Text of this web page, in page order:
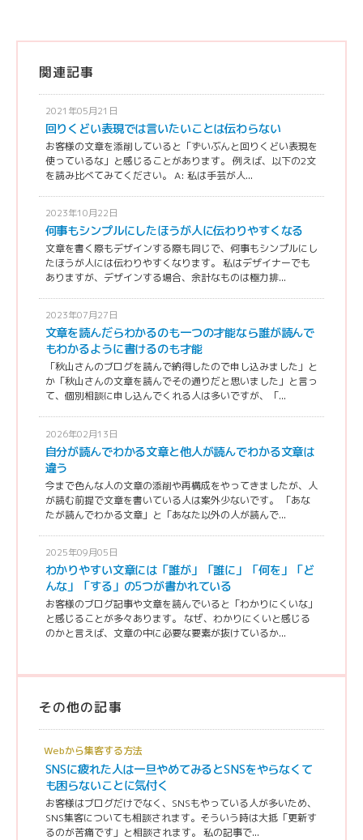
関連記事
2021年05月21日
回りくどい表現では言いたいことは伝わらない
お客様の文章を添削していると「ずいぶんと回りくどい表現を
使っているな」と感じることがあります。 例えば、以下の2文
を読み比べてみてください。 A: 私は手芸が人...
2023年10月22日
何事もシンプルにしたほうが人に伝わりやすくなる
文章を書く際もデザインする際も同じで、何事もシンプルにし
たほうが人には伝わりやすくなります。 私はデザイナーでも
ありますが、デザインする場合、余計なものは極力排...
2023年07月27日
文章を読んだらわかるのも一つの才能なら誰が読んで
もわかるように書けるのも才能
「秋山さんのブログを読んで納得したので申し込みました」と
か「秋山さんの文章を読んでその通りだと思いました」と言っ
て、個別相談に申し込んでくれる人は多いですが、「...
2026年02月13日
自分が読んでわかる文章と他人が読んでわかる文章は
違う
今まで色んな人の文章の添削や再構成をやってきましたが、人
が読む前提で文章を書いている人は案外少ないです。 「あな
たが読んでわかる文章」と「あなた以外の人が読んで...
2025年09月05日
わかりやすい文章には「誰が」「誰に」「何を」「ど
んな」「する」の5つが書かれている
お客様のブログ記事や文章を読んでいると「わかりにくいな」
と感じることが多々あります。 なぜ、わかりにくいと感じる
のかと言えば、文章の中に必要な要素が抜けているか...
その他の記事
Webから集客する方法
SNSに疲れた人は一旦やめてみるとSNSをやらなくて
も困らないことに気付く
お客様はブログだけでなく、SNSもやっている人が多いため、
SNS集客についても相談されます。そういう時は大抵「更新す
るのが苦痛です」と相談されます。 私の記事で...